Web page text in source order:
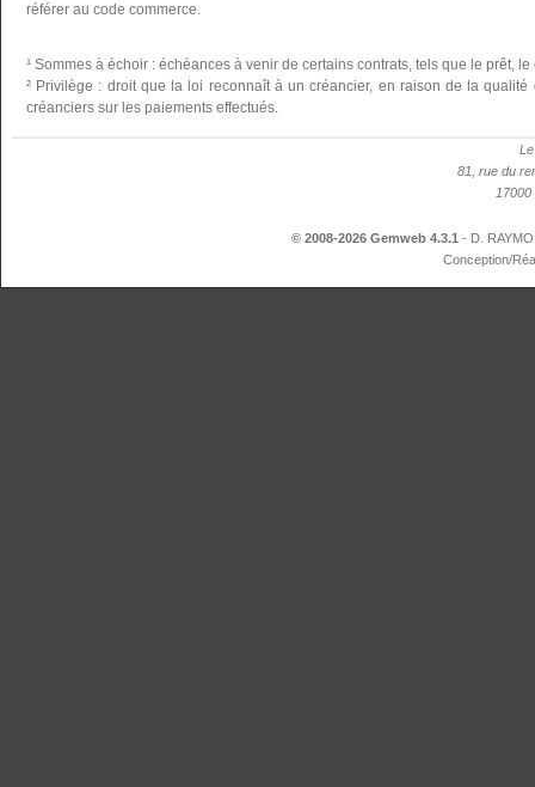
référer au code commerce.
¹ Sommes à échoir : échéances à venir de certains contrats, tels que le prêt,
² Privilège : droit que la loi reconnaît à un créancier, en raison de la qualité
créanciers sur les paiements effectués.
81, rue du
17000
© 2008-2026 Gemweb 4.3.1 - D.
Conception/